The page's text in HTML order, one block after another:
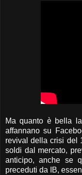
Ma quanto è bella
affannano su
revival della crisi del
soldi dal mercato,
anticipo, anche se
preceduti da IB,